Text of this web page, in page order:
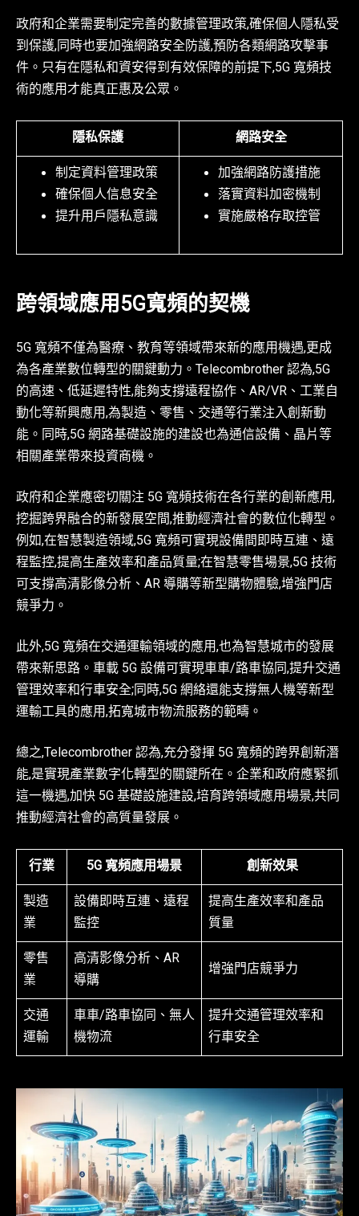
政府和企業需要制定完善的數據管理政策,確保個人隱私受
到保護,同時也要加強網路安全防護,預防各類網路攻擊事
件。只有在隱私和資安得到有效保障的前提下,5G 寬頻技
術的應用才能真正惠及公眾。
隱私保護
網路安全
制定資料管理政策
確保個人信息安全
提升用戶隱私意識
加強網路防護措施
落實資料加密機制
實施嚴格存取控管
跨領域應用5G寬頻的契機
5G 寬頻不僅為醫療、教育等領域帶來新的應用機遇,更成
為各產業數位轉型的關鍵動力。Telecombrother 認為,5G
的高速、低延遲特性,能夠支撐遠程協作、AR/VR、工業自
動化等新興應用,為製造、零售、交通等行業注入創新動
能。同時,5G 網路基礎設施的建設也為通信設備、晶片等
相關產業帶來投資商機。
政府和企業應密切關注 5G 寬頻技術在各行業的創新應用,
挖掘跨界融合的新發展空間,推動經濟社會的數位化轉型。
例如,在智慧製造領域,5G 寬頻可實現設備間即時互連、遠
程監控,提高生產效率和產品質量;在智慧零售場景,5G 技術
可支撐高清影像分析、AR 導購等新型購物體驗,增強門店
競爭力。
此外,5G 寬頻在交通運輸領域的應用,也為智慧城市的發展
帶來新思路。車載 5G 設備可實現車車/路車協同,提升交通
管理效率和行車安全;同時,5G 網絡還能支撐無人機等新型
運輸工具的應用,拓寬城市物流服務的範疇。
總之,Telecombrother 認為,充分發揮 5G 寬頻的跨界創新潛
能,是實現產業數字化轉型的關鍵所在。企業和政府應緊抓
這一機遇,加快 5G 基礎設施建設,培育跨領域應用場景,共同
推動經濟社會的高質量發展。
行業 5G 寬頻應用場景
創新效果
製造
業
設備即時互連、遠程
監控
提高生產效率和產品
質量
零售
業
高清影像分析、AR
導購
增強門店競爭力
交通
運輸
車車/路車協同、無人
機物流
提升交通管理效率和
行車安全